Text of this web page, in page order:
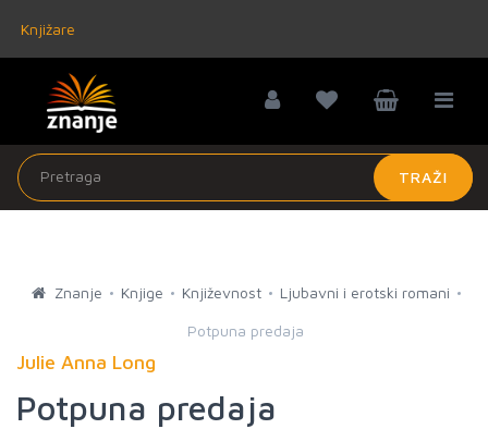
Knjižare
TRAŽI
Znanje Knjige Književnost Ljubavni i erotski romani
Potpuna predaja
Julie Anna Long
Potpuna predaja